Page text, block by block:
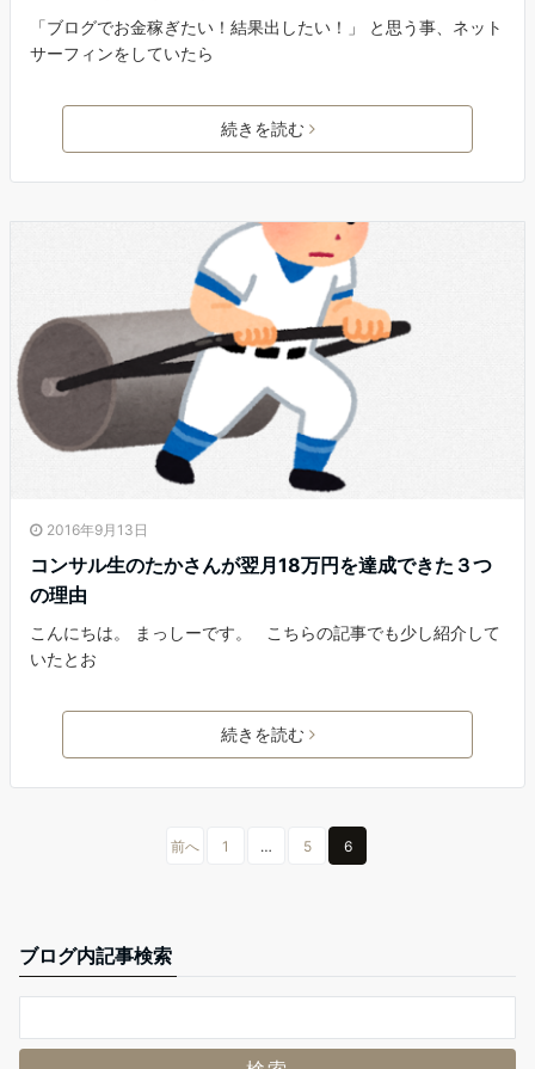
「ブログでお金稼ぎたい！結果出したい！」 と思う事、ネット
サーフィンをしていたら
続きを読む
2016年9月13日
コンサル生のたかさんが翌月18万円を達成できた３つ
の理由
こんにちは。 まっしーです。 こちらの記事でも少し紹介して
いたとお
続きを読む
前へ 1 … 5 6
ブログ内記事検索